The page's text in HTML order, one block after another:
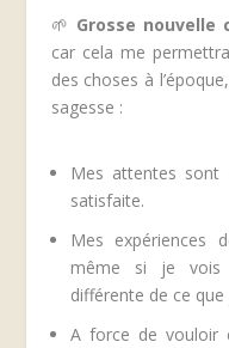
🌱 Grosse
car cela me
des choses à
sagesse :
Mes attentes
satisfaite.
Mes expériences
même si je vois
différente de ce que
A force de vouloir